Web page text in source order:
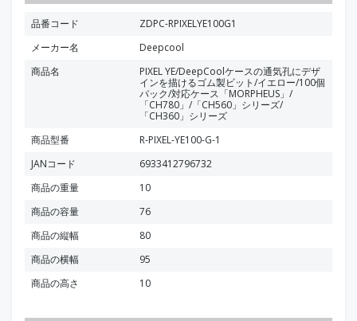
品番コード
ZDPC-RPIXELYE100G1
メーカー名
Deepcool
商品名
PIXEL YE/DeepCoolケースの通気孔にデザ
インを描けるゴム製ビット/イエロー/100個
パック/対応ケース「MORPHEUS」/
「CH780」/「CH560」シリーズ/
「CH360」シリーズ
商品型番
R-PIXEL-YE100-G-1
JANコード
6933412796732
商品の重量
10
商品の容量
76
商品の縦幅
80
商品の横幅
95
商品の高さ
10